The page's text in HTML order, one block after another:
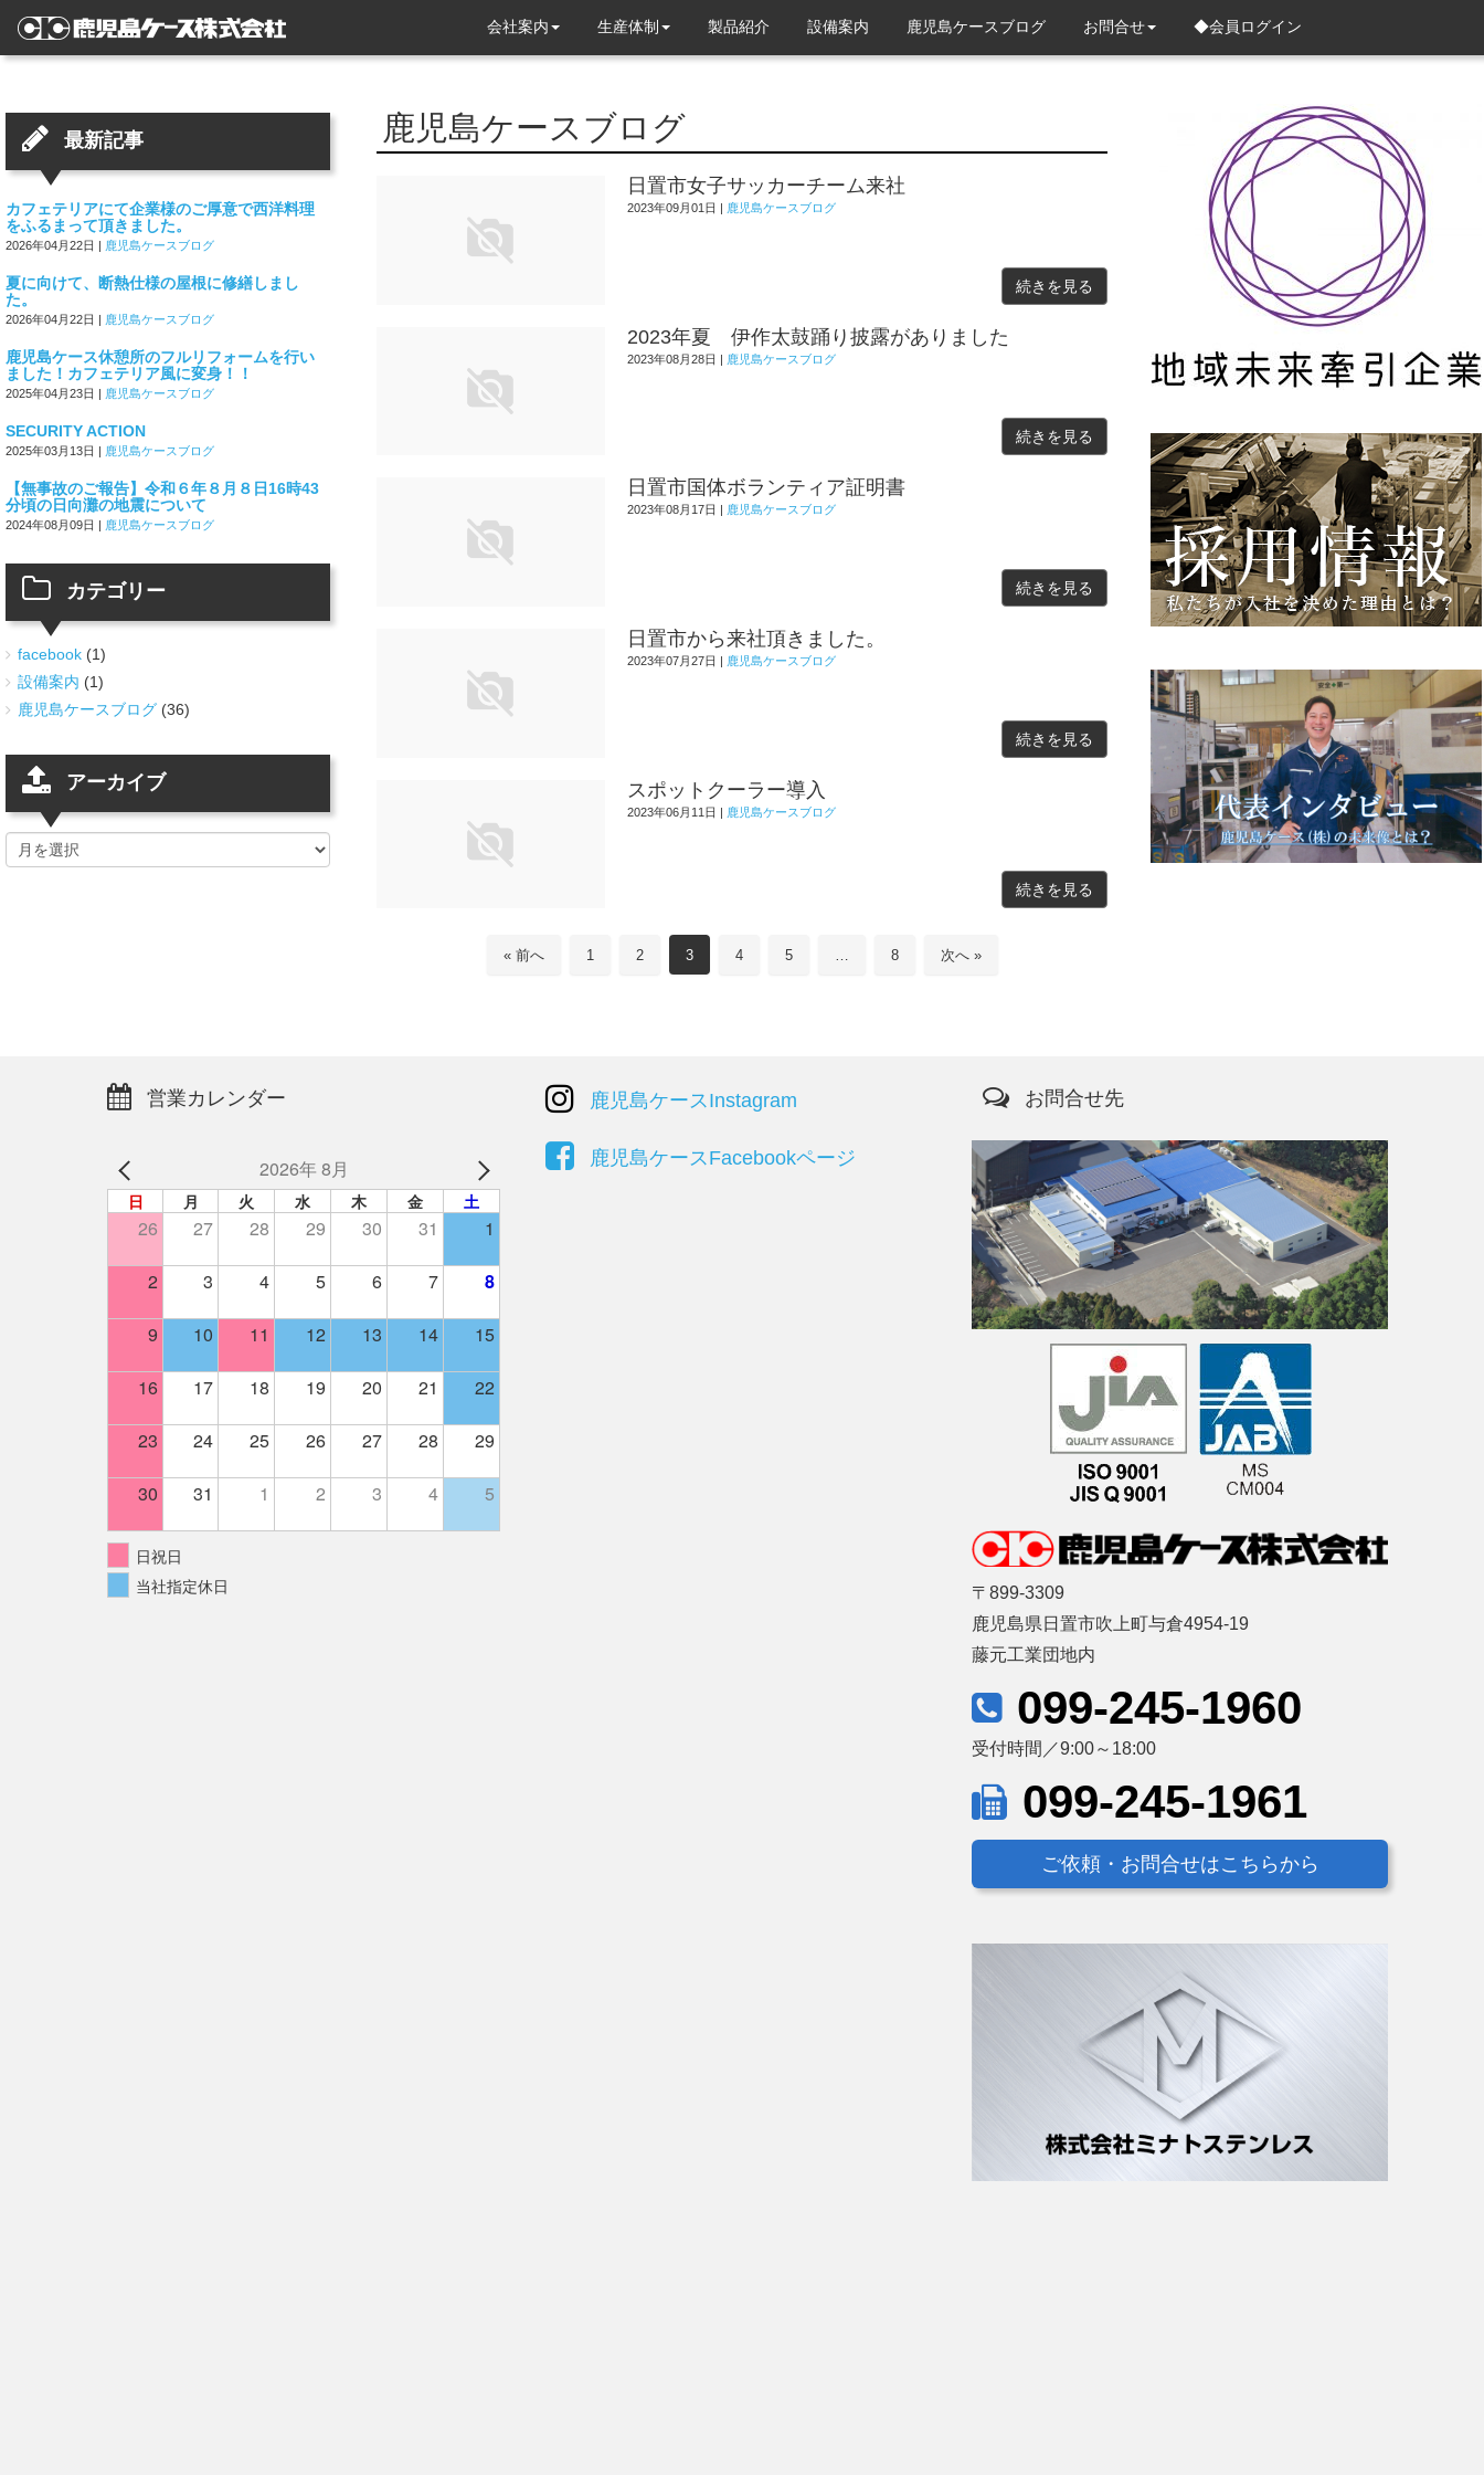
会社案内 生産体制 製品紹介 設備案内 鹿児島ケースブログ お問合せ ◆会員ログイン
鹿児島ケースブログ
日置市女子サッカーチーム来社
2023年09月01日 | 鹿児島ケースブログ
続きを見る
2023年夏 伊作太鼓踊り披露がありました
2023年08月28日 | 鹿児島ケースブログ
続きを見る
日置市国体ボランティア証明書
2023年08月17日 鹿児島ケースブログ
続きを見る
日置市から来社頂きました。
2023年07月27日 | 鹿児島ケースブログ
続きを見る
スポットクーラー導入
2023年06月11日 | 鹿児島ケースブログ
続きを見る
« 前へ 1 2 3 4 5 … 8 次へ »
最新記事
カフェテリアにて企業様のご厚意で西洋料理
をふるまって頂きました。
2026年04月22日 | 鹿児島ケースブログ
夏に向けて、断熱仕様の屋根に修繕しまし
た。
2026年04月22日 | 鹿児島ケースブログ
鹿児島ケース休憩所のフルリフォームを行い
ました！カフェテリア風に変身！！
2025年04月23日 | 鹿児島ケースブログ
SECURITY ACTION
2025年03月13日 | 鹿児島ケースブログ
【無事故のご報告】令和６年８月８日16時43
分頃の日向灘の地震について
2024年08月09日 | 鹿児島ケースブログ
カテゴリー
facebook (1)
設備案内 (1)
鹿児島ケースブログ (36)
アーカイブ
営業カレンダー
2026年 8月
日 月 火 水 木 金 土
26 27 28 29 30 31 1
2 3 4 5 6 7 8
9 10 11 12 13 14 15
16 17 18 19 20 21 22
23 24 25 26 27 28 29
30 31 1 2 3 4 5
日祝日
当社指定休日
鹿児島ケースInstagram
鹿児島ケースFacebookページ
お問合せ先
〒899-3309
鹿児島県日置市吹上町与倉4954-19
藤元工業団地内
099-245-1960
受付時間／9:00～18:00
099-245-1961
ご依頼・お問合せはこちらから